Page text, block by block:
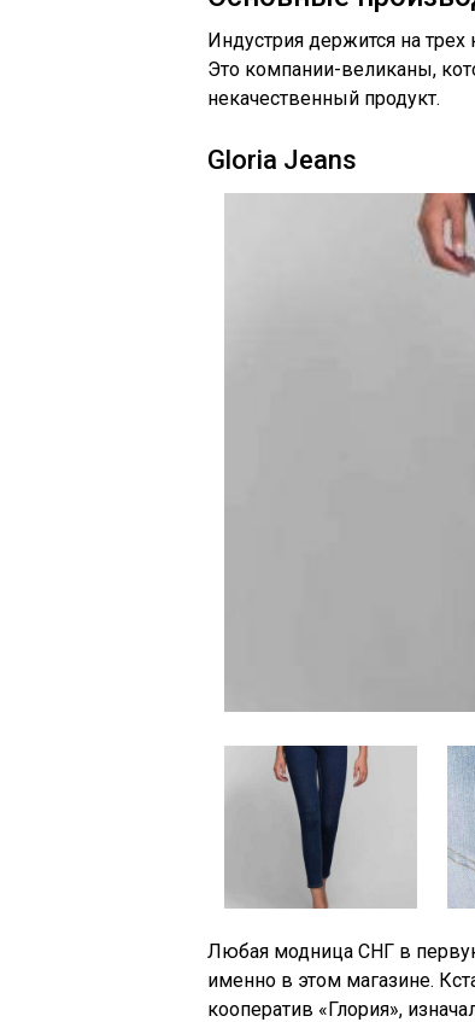
Индустрия держится на трех
Это компании-великаны,
некачественный продукт.
Gloria Jeans
Любая модница СНГ в
именно в этом магазине.
кооператив «Глория»,